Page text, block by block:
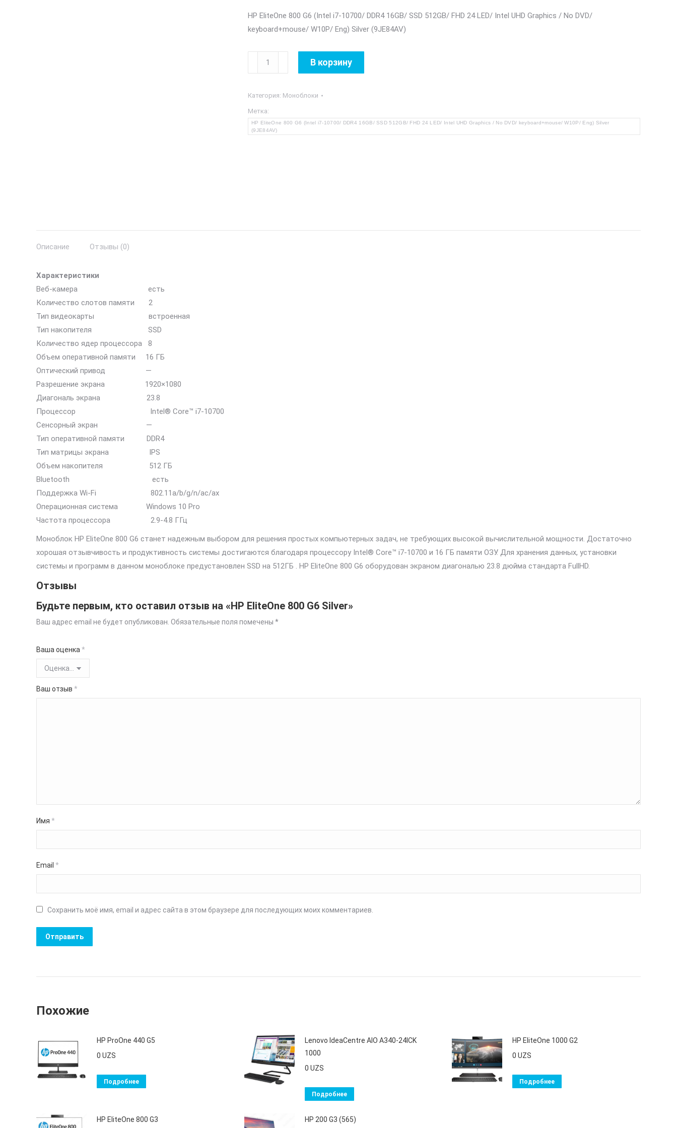
HP EliteOne 800 G6 (Intel i7-10700/ DDR4 16GB/ SSD 512GB/ FHD 24 LED/ Intel UHD Graphics / No DVD/
keyboard+mouse/ W10P/ Eng) Silver (9JE84AV)
Количество
товара
EliteOne
800
G6
В корзину
Категория: Моноблоки
Метка:
HP EliteOne 800 G6 (Intel i7-10700/ DDR4 16GB/ SSD 512GB/ FHD 24 LED/ Intel UHD Graphics / No DVD/ keyboard+mouse/ W10P/ Eng) Silver
(9JE84AV)
Описание Отзывы (0)
Характеристики
Веб-камера есть
Количество слотов памяти 2
Тип видеокарты встроенная
Тип накопителя SSD
Количество ядер процессора 8
Объем оперативной памяти 16 ГБ
Оптический привод —
Разрешение экрана 1920×1080
Диагональ экрана 23.8
Процессор Intel® Core™ i7-10700
Сенсорный экран —
Тип оперативной памяти DDR4
Тип матрицы экрана IPS
Объем накопителя 512 ГБ
Bluetooth есть
Поддержка Wi-Fi 802.11a/b/g/n/ac/ax
Операционная система Windows 10 Pro
Частота процессора 2.9-4.8 ГГц
Моноблок HP EliteOne 800 G6 станет надежным выбором для решения простых компьютерных задач, не требующих высокой вычислительной мощности. Достаточно
хорошая отзывчивость и продуктивность системы достигаются благодаря процессору Intel® Core™ i7-10700 и 16 ГБ памяти ОЗУ. Для хранения данных, установки
системы и программ в данном моноблоке предустановлен SSD на 512ГБ . HP EliteOne 800 G6 оборудован экраном диагональю 23.8 дюйма стандарта FullHD.
Отзывы
Будьте первым, кто оставил отзыв на «HP EliteOne 800 G6 Silver»
Ваш адрес email не будет опубликован. Обязательные поля помечены *
Ваша оценка *
Ваш отзыв *
Имя *
Email *
Сохранить моё имя, email и адрес сайта в этом браузере для последующих моих комментариев.
Похожие
HP ProOne 440 G5
0 UZS
Подробнее
Lenovo IdeaCentre AIO A340-24ICK
1000
0 UZS
Подробнее
HP EliteOne 1000 G2
0 UZS
Подробнее
HP EliteOne 800 G3 HP 200 G3 (565)